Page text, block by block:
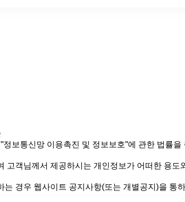
보통신망 이용촉진 및 정보보호"에 관한 법률을
고객님께서 제공하시는 개인정보가 어떠한 용
는 경우 웹사이트 공지사항(또는 개별공지)을 통